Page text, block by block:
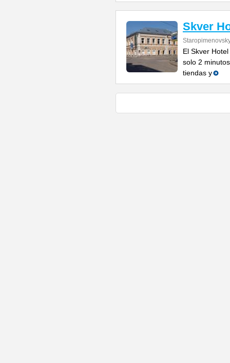
Skver
El Skver
solo 2
tiendas y